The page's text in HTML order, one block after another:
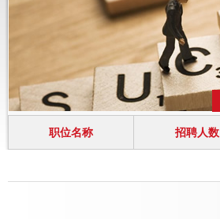
职位名称 招聘人数